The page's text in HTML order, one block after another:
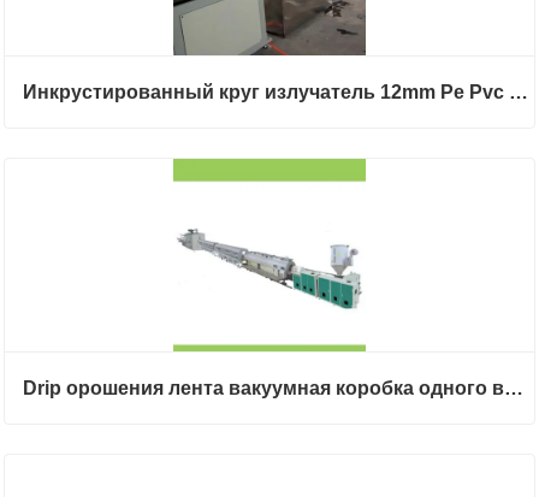
Инкрустированный круг излучатель 12mm Pe Pvc Drip оросительная труба Пластиковый шланг для экструдирования линии
Drip орошения лента вакуумная коробка одного винта экструдер